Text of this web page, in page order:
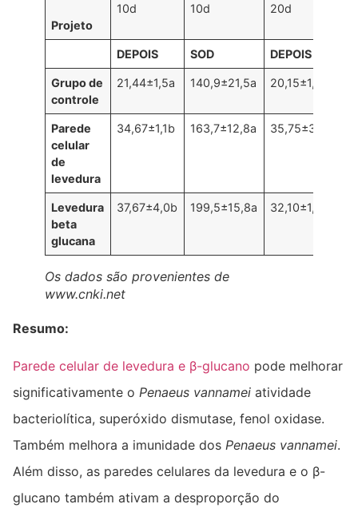
Projeto
10d 10d 20d
DEPOIS SOD DEPOIS
Grupo de
controle
21,44±1,5a 140,9±21,5a 20,15±1,8a
Parede
celular
de
levedura
34,67±1,1b 163,7±12,8a 35,75±3,7b
Levedura
beta
glucana
37,67±4,0b 199,5±15,8a 32,10±1,4b
Os dados são provenientes de
www.cnki.net
Resumo:
Parede celular de levedura e β-glucano pode melhorar
significativamente o Penaeus vannamei atividade
bacteriolítica, superóxido dismutase, fenol oxidase.
Também melhora a imunidade dos Penaeus vannamei.
Além disso, as paredes celulares da levedura e o β-
glucano também ativam a desproporção do